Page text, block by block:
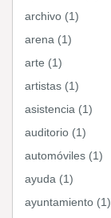
archivo (1)
arena (1)
arte (1)
artistas (1)
asistencia (1)
auditorio (1)
automóviles (1)
ayuda (1)
ayuntamiento (1)